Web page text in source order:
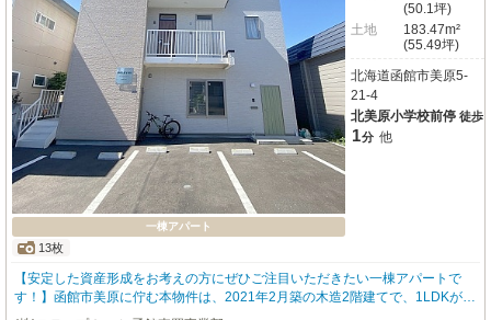
一棟アパート
13枚
(50.1坪)
土地
183.47m²
(55.49坪)
北海道函館市美原5-
21-4
北美原小学校前停 徒歩
1分 他
【安定した資産形成をお考えの方にぜひご注目いただきたい一棟アパートで
す！】函館市美原に佇む本物件は、2021年2月築の木造2階建てで、1LDKが2
戸、2LDKが1戸の計3戸から構成されており、想定年間収入は241万円、表面